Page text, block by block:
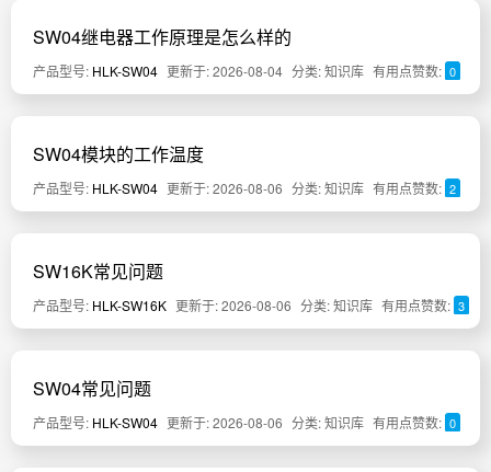
SW04继电器工作原理是怎么样的
产品型号: HLK-SW04 更新于: 2026-08-04 分类: 知识库 有用点赞数: 0
SW04模块的工作温度
产品型号: HLK-SW04 更新于: 2026-08-06 分类: 知识库 有用点赞数: 2
SW16K常见问题
产品型号: HLK-SW16K 更新于: 2026-08-06 分类: 知识库 有用点赞数: 3
SW04常见问题
产品型号: HLK-SW04 更新于: 2026-08-06 分类: 知识库 有用点赞数: 0